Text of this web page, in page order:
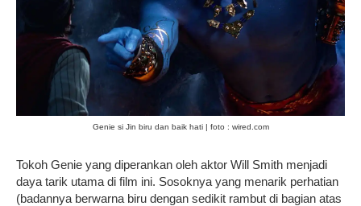
Genie si Jin biru dan baik hati | foto : wired.com
Tokoh Genie yang diperankan oleh aktor Will Smith menjadi
daya tarik utama di film ini. Sosoknya yang menarik perhatian
(badannya berwarna biru dengan sedikit rambut di bagian atas